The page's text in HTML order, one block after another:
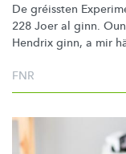
De gréissten
228 Joer al ginn.
Hendrix ginn, a mir
FNR